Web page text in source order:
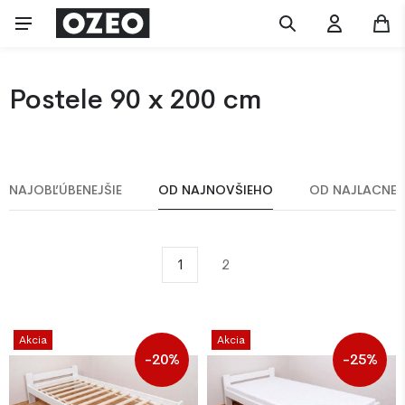
Postele 90 x 200 cm
NAJOBĽÚBENEJŠIE OD NAJNOVŠIEHO OD
1 2
Akcia
-20%
Akcia
-25%